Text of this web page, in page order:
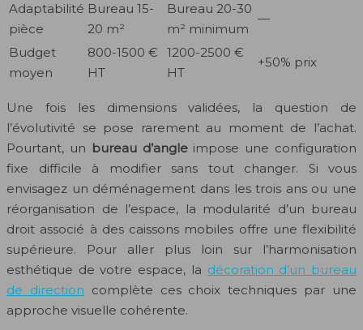
Adaptabilité
pièce
Bureau 15-
20 m²
Bureau 20-30
m² minimum
—
Budget
moyen
800-1500 €
HT
1200-2500 €
HT
+50% prix
Une fois les dimensions validées, la question de
l’évolutivité se pose rarement au moment de l’achat.
Pourtant, un bureau d’angleimpose une configuration
fixe difficile à modifier sans tout changer. Si vous
envisagez un déménagement dans les trois ans ou une
réorganisation de l’espace, la modularité d’un bureau
droit associé à des caissons mobiles offre une flexibilité
supérieure. Pour aller plus loin sur l’harmonisation
esthétique de votre espace, la décoration d’un bureau
de direction complète ces choix techniques par une
approche visuelle cohérente.